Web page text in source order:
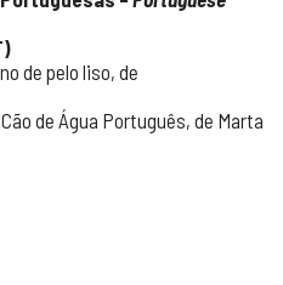
de pelo liso, de
de Água Português, de Marta